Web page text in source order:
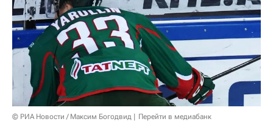
© РИА Новости / Максим Богодвид Перейти в медиабанк